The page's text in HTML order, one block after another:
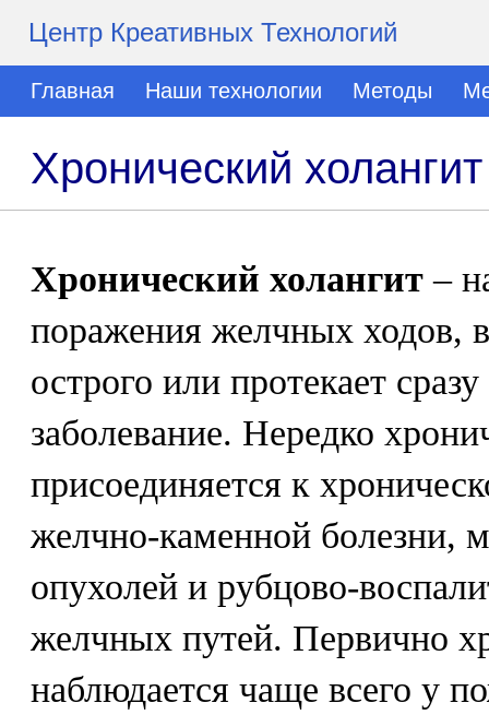
Центр Креативных Технологий
Главная Наши технологии Методы
Хронический холангит
Хронический холангит –
поражения желчных ходов,
острого или протекает
заболевание. Нередко
присоединяется к
желчно-каменной болезни,
опухолей и рубцово-
желчных путей. Первично
наблюдается чаще всего у